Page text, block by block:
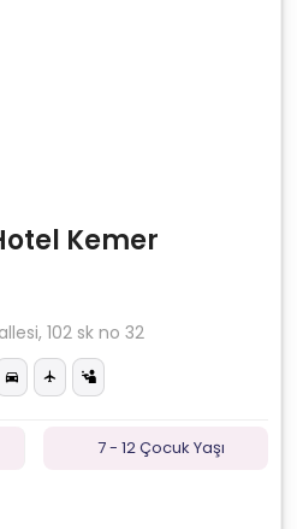
Kemer
102 sk no 32
7 - 12 Çocuk Yaşı